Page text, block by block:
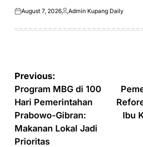
Posted
August 7, 2026Posted
Admin Kupang Daily
Post
navigation
Previous:
Program MBG di 100
Hari Pemerintahan
Prabowo-Gibran:
Makanan Lokal Jadi
Prioritas
Ibu